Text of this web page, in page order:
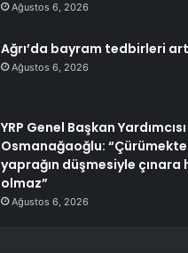
Ağustos 6, 2026
Ağrı’da bayram tedbirleri
Ağustos 6, 2026
YRP Genel Başkan Yardımcısı
Osmanağaoğlu:
yaprağın düşmesiyle çınara
olmaz”
Ağustos 6, 2026